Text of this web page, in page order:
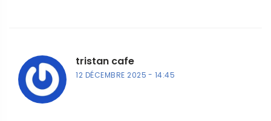
tristan cafe
12 DÉCEMBRE 2025 14:45